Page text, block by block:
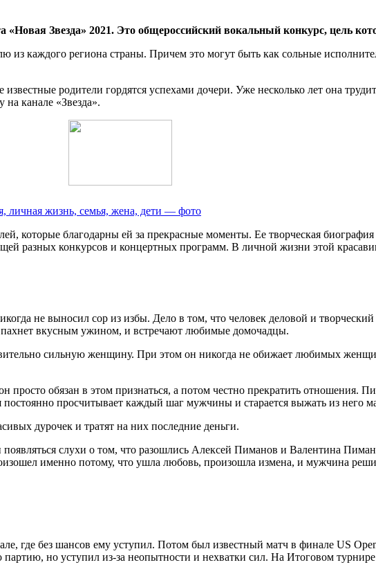
«Новая Звезда» 2021. Это общероссийский вокальный конкурс, цель
из каждого региона страны. Причем это могут быть как сольные
родители гордятся успехами дочери. Уже несколько лет она
на канале «Звезда».
личная жизнь, семья, жена, дети — фото
которые благодарны ей за прекрасные моменты. Ее творческая биография
разных конкурсов и концертных программ. В личной жизни этой
не выносил сор из избы. Дело в том, что человек деловой и творческий
пахнет вкусным ужином, и встречают любимые домочадцы.
сильную женщину. При этом он никогда не обижает любимых
обязан в этом признаться, а потом честно прекратить отношения.
просчитывает каждый шаг мужчины и старается выжать из него
дурочек и тратят на них последние деньги.
слухи о том, что разошлись Алексей Пиманов и Валентина
именно потому, что ушла любовь, произошла измена, и мужчина
где без шансов ему уступил. Потом был известный матч в финале US
но уступил из-за неопытности и нехватки сил. На Итоговом